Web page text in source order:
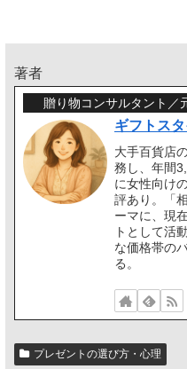
著者
贈り物コンサルタント／
ギフトス
大手百貨店
務し、年間
に女性向け
評あり。「
ーマに、現
トとして活
な価格帯の
る。
プレゼントの選び方・心理